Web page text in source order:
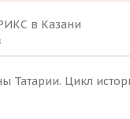
в Казани
Татарии. Цикл